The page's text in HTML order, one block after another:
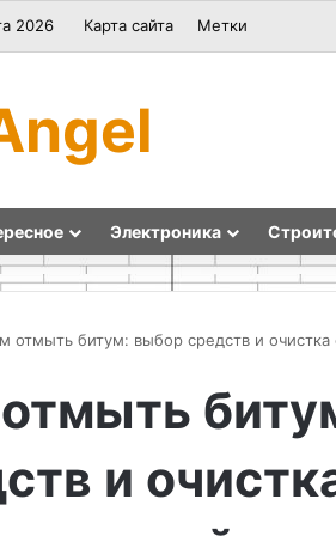
2026 Карта сайта Метки
Электроника
отмыть битум: выбор средств и очистка
и
Как
сделать
чехол